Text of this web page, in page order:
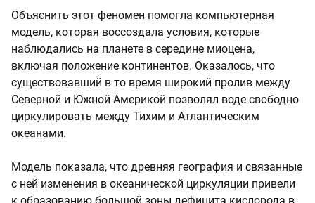
Объяснить этот феномен помогла компьютерная
модель, которая воссоздала условия, которые
наблюдались на планете в середине миоцена,
включая положение континентов. Оказалось, что
существовавший в то время широкий пролив между
Северной и Южной Америкой позволял воде свободно
циркулировать между Тихим и Атлантическим
океанами.
Модель показала, что древняя география и связанные
с ней изменения в океанической циркуляции привели
к образованию большой зоны дефицита кислорода в